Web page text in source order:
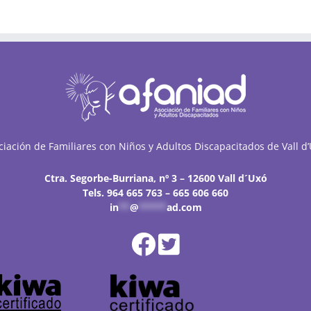
de Familiares con Niños y Adultos Discapacitados de Vall
Ctra. Segorbe-Burriana, nº 3 – 12600 Vall d´Uxó
Tels. 964 665 763 – 665 606 660
in** @ ad.com